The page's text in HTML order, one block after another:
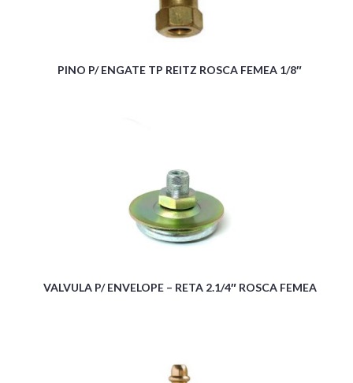
PINO P/ ENGATE TP REITZ ROSCA FEMEA 1/8″
VALVULA P/ ENVELOPE – RETA 2.1/4″ ROSCA FEMEA